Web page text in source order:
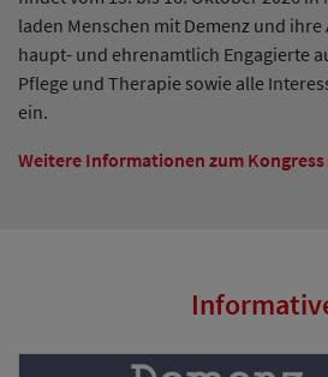
laden Menschen mit Demenz und
haupt- und ehrenamtlich Engagierte
Pflege und Therapie sowie alle
ein.
Weitere Informationen zum Kongress